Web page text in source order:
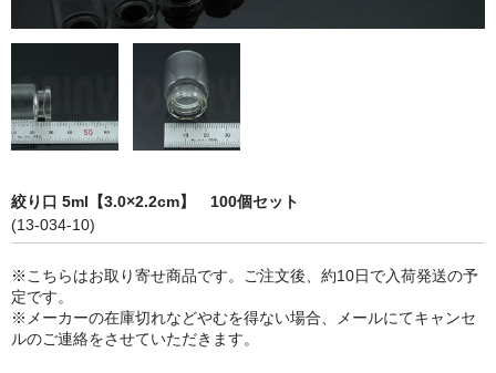
ストラップ付き
単品
セット
単品
セット
デザイン小瓶
絞り口 5ml【3.0×2.2cm】 100個セット
(13-034-10)
※こちらはお取り寄せ商品です。ご注文後、約10日で入荷発送の予
定です。
※メーカーの在庫切れなどやむを得ない場合、メールにてキャンセ
ルのご連絡をさせていただきます。